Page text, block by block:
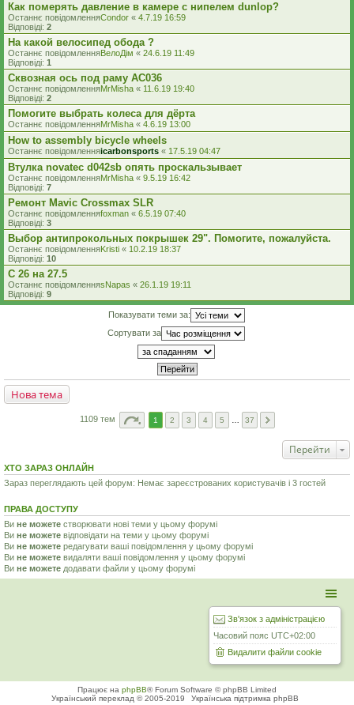
Как померять давление в камере с нипелем dunlop?
Останнє повідомленняCondor « 4.7.19 16:59
Відповіді: 2
На какой велосипед обода ?
Останнє повідомленняВелоДім « 24.6.19 11:49
Відповіді: 1
Сквозная ось под раму AC036
Останнє повідомленняMrMisha « 11.6.19 19:40
Відповіді: 2
Помогите выбрать колеса для дёрта
Останнє повідомленняMrMisha « 4.6.19 13:00
How to assembly bicycle wheels
Останнє повідомленняicarbonsports « 17.5.19 04:47
Втулка novatec d042sb опять проскальзывает
Останнє повідомленняMrMisha « 9.5.19 16:42
Відповіді: 7
Ремонт Mavic Crossmax SLR
Останнє повідомленняfoxman « 6.5.19 07:40
Відповіді: 3
Выбор антипрокольных покрышек 29". Помогите, пожалуйста.
Останнє повідомленняKristi « 10.2.19 18:37
Відповіді: 10
С 26 на 27.5
Останнє повідомленняsNapas « 26.1.19 19:11
Відповіді: 9
Показувати теми за:
Сортувати за
Нова тема
1109 тем 1 2 3 4 5 37
Перейти
ХТО ЗАРАЗ ОНЛАЙН
Зараз переглядають цей форум: Немає зареєстрованих користувачів і 3 гостей
ПРАВА ДОСТУПУ
Ви не можете створювати нові теми у цьому форумі
Ви не можете відповідати на теми у цьому форумі
Ви не можете редагувати ваші повідомлення у цьому форумі
Ви не можете видаляти ваші повідомлення у цьому форумі
Ви не можете додавати файли у цьому форумі
Зв'язок з адміністрацією
Часовий пояс UTC+02:00
Видалити файли cookie
Працює на phpBB® Forum Software © phpBB Limited
Український переклад © 2005-2019
Українська підтримка phpBB